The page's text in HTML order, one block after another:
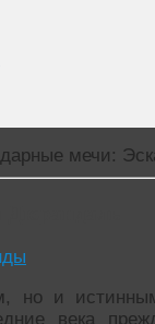
мечи:
и
века